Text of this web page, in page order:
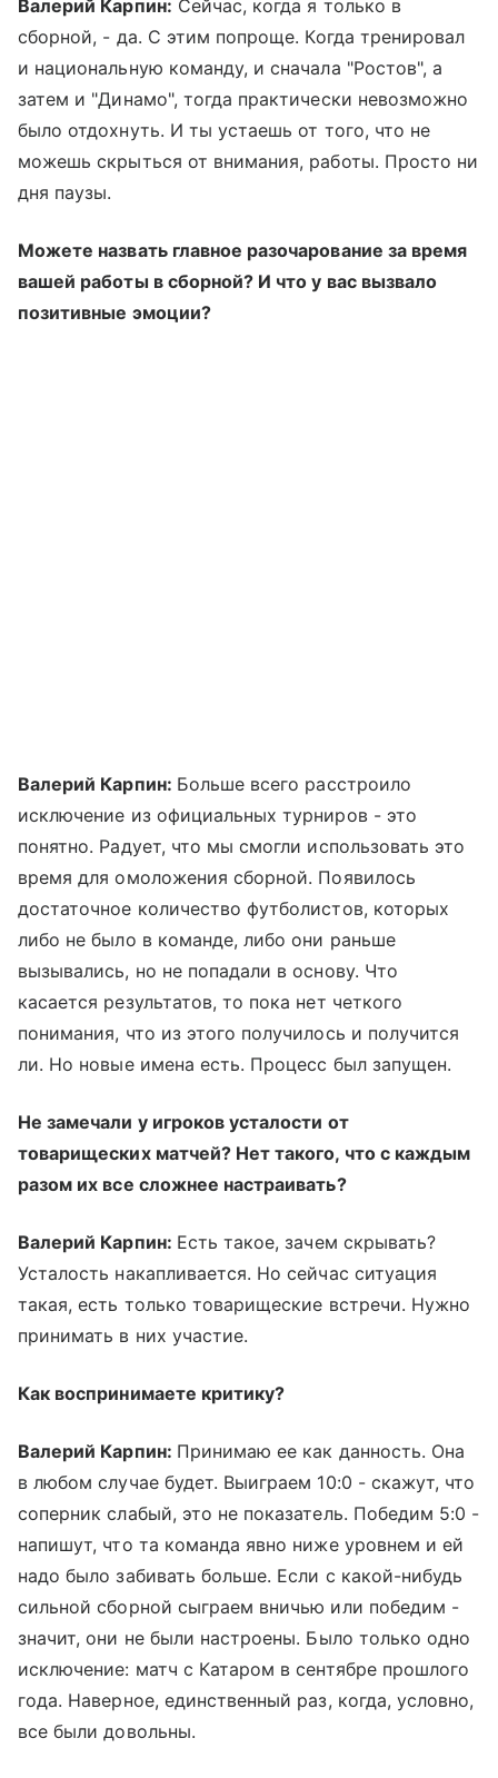
Валерий Карпин: Сейчас, когда я только в
сборной, - да. С этим попроще. Когда тренировал
и национальную команду, и сначала "Ростов", а
затем и "Динамо", тогда практически невозможно
было отдохнуть. И ты устаешь от того, что не
можешь скрыться от внимания, работы. Просто ни
дня паузы.
Можете назвать главное разочарование за время
вашей работы в сборной? И что у вас вызвало
позитивные эмоции?
Валерий Карпин: Больше всего расстроило
исключение из официальных турниров - это
понятно. Радует, что мы смогли использовать это
время для омоложения сборной. Появилось
достаточное количество футболистов, которых
либо не было в команде, либо они раньше
вызывались, но не попадали в основу. Что
касается результатов, то пока нет четкого
понимания, что из этого получилось и получится
ли. Но новые имена есть. Процесс был запущен.
Не замечали у игроков усталости от
товарищеских матчей? Нет такого, что с каждым
разом их все сложнее настраивать?
Валерий Карпин: Есть такое, зачем скрывать?
Усталость накапливается. Но сейчас ситуация
такая, есть только товарищеские встречи. Нужно
принимать в них участие.
Как воспринимаете критику?
Валерий Карпин: Принимаю ее как данность. Она
в любом случае будет. Выиграем 10:0 - скажут, что
соперник слабый, это не показатель. Победим 5:0 -
напишут, что та команда явно ниже уровнем и ей
надо было забивать больше. Если с какой-нибудь
сильной сборной сыграем вничью или победим -
значит, они не были настроены. Было только одно
исключение: матч с Катаром в сентябре прошлого
года. Наверное, единственный раз, когда, условно,
все были довольны.